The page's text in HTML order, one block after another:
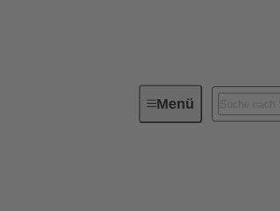
MenüIndustrie-